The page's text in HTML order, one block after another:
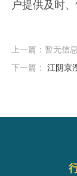
户提供及时
上一篇：暂无信息
下一篇： 江阴京